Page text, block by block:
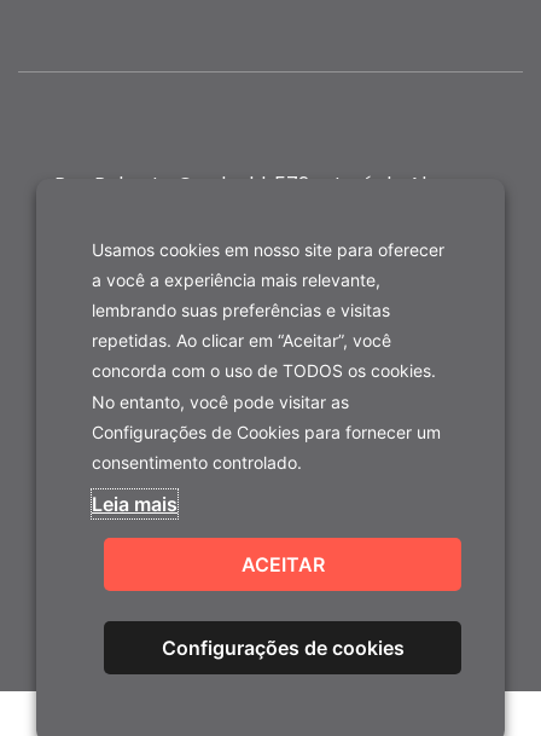
Rua Roberto Gradvohl, 572 - José de Alencar,
(85) 9.9277-7922
Usamos cookies em nosso site para oferecer
a você a experiência mais relevante,
lembrando suas preferências e visitas
repetidas. Ao clicar em “Aceitar”, você
concorda com o uso de TODOS os cookies.
No entanto, você pode visitar as
Configurações de Cookies para fornecer um
consentimento controlado.
Leia mais
ACEITAR
Configurações de cookies